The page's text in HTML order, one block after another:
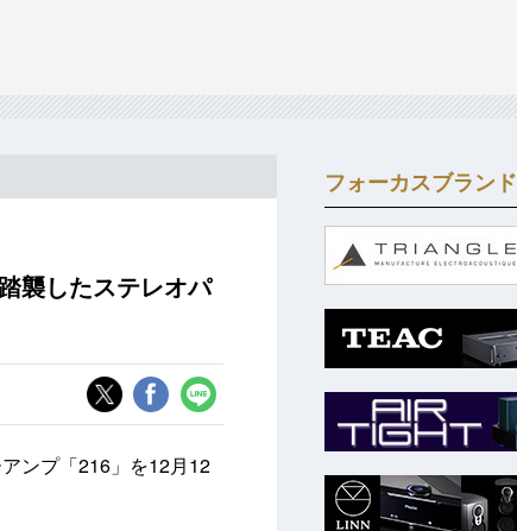
襲したステレオパ
ンプ「216」を12月12
フォーカスブランド